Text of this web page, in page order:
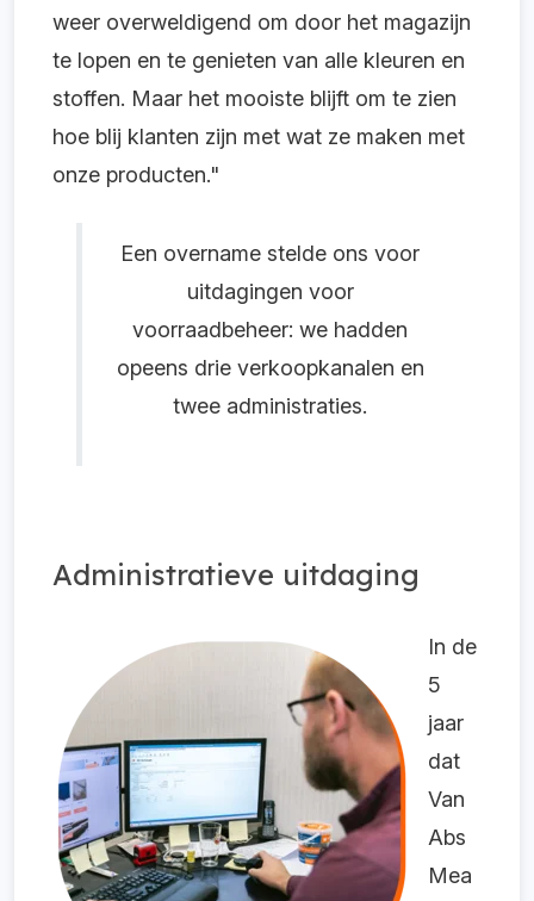
weer overweldigend om door het magazijn
te lopen en te genieten van alle kleuren en
stoffen. Maar het mooiste blijft om te zien
hoe blij klanten zijn met wat ze maken met
onze producten."
Een overname stelde ons voor
uitdagingen voor
voorraadbeheer: we hadden
opeens drie verkoopkanalen en
twee administraties.
Administratieve uitdaging
In de
5
jaar
dat
Van
Abs
Mea